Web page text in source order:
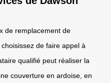
de remplacement de
de faire appel à
qualifié peut réaliser la
couverture en ardoise, en